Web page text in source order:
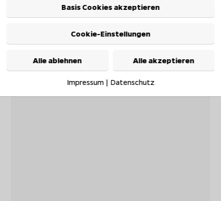
Basis Cookies akzeptieren
Cookie-Einstellungen
Alle ablehnen Alle akzeptieren
Impressum| Datenschutz